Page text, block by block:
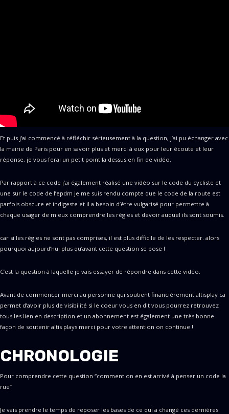
Et puis j’ai commencé à réfléchir sérieusement à la question, j’ai pu échanger avec
la mairie de Paris pour en savoir plus et merci à eux pour leur écoute et leur
réponse, je vous ferai un petit point la dessus en fin de vidéo.
Par rapport à ce code j’ai également réalisé une vidéo sur le code du cycliste et
une sur le code de l’epdm je me suis rendu compte que le code de la route est
parfois obscure et indigeste et il a besoin d’être vulgarisé pour permettre à
chaque usager de mieux comprendre les règles et devoir auquel ils sont soumis.
car si les règles ne sont pas comprises, il est plus difficile de les respecter. alors
pourquoi aujourd’hui plus qu’avant cette question se pose !
C’est la question à laquelle je vais essayer de répondre dans cette vidéo.
Avant de commencer merci au personne qui soutient financièrement altisplay ca
permet d’avoir plus de visibilité si le coeur vous en dit vous pourrez retrouvez
tous les lien en description et un abonnement est également une très bonne
façon de soutenir altis plays merci pour votre attention on continue !
CHRONOLOGIE
Pour comprendre cette question “comment on en est arrivé à penser un code la
rue”
Je vais prendre le temps de reposer les bases de ce qui a changé ces dernières